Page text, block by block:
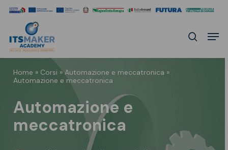
Skip
main
content
search
Home » Corsi » Automazione e meccatronica »
Automazione e meccatronica
Automazione e
meccatronica